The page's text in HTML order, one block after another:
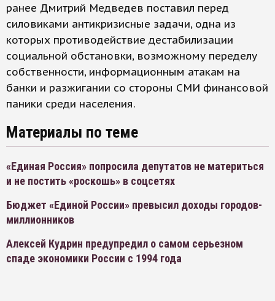
ранее Дмитрий Медведев поставил перед
силовиками антикризисные задачи, одна из
которых противодействие дестабилизации
социальной обстановки, возможному переделу
собственности, информационным атакам на
банки и разжигании со стороны СМИ финансовой
паники среди населения.
Материалы по теме
«Единая Россия» попросила депутатов не материться
и не постить «роскошь» в соцсетях
Бюджет «Единой России» превысил доходы городов-
миллионников
Алексей Кудрин предупредил о самом серьезном
спаде экономики России с 1994 года